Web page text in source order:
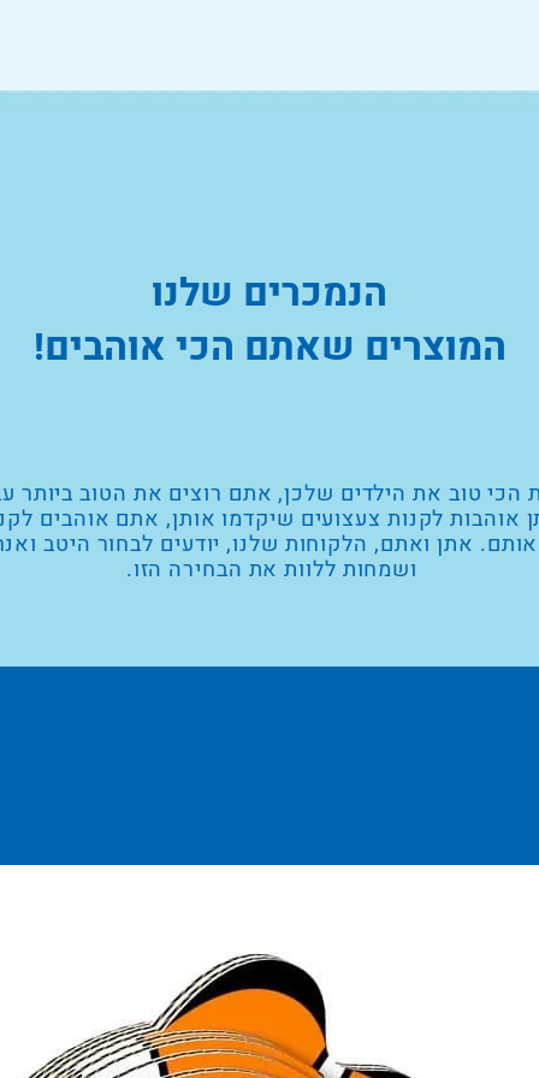
הנמכרים שלנו
המוצרים שאתם הכי אוהבים!
הכי טוב את הילדים שלכן, אתם רוצים את הטוב ביותר
אוהבות לקנות צעצועים שיקדמו אותן, אתם אוהבים
אתן ואתם, הלקוחות שלנו, יודעים לבחור היטב
ושמחות ללוות את הבחירה הזו.